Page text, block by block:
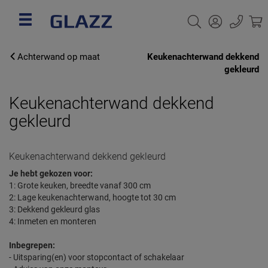
Achterwand op maat
Keukenachterwand dekkend
gekleurd
Keukenachterwand dekkend
gekleurd
Keukenachterwand dekkend gekleurd
Je hebt gekozen voor:
1: Grote keuken, breedte vanaf 300 cm
2: Lage keukenachterwand, hoogte tot 30 cm
3: Dekkend gekleurd glas
4: Inmeten en monteren
Inbegrepen:
- Uitsparing(en) voor stopcontact of schakelaar